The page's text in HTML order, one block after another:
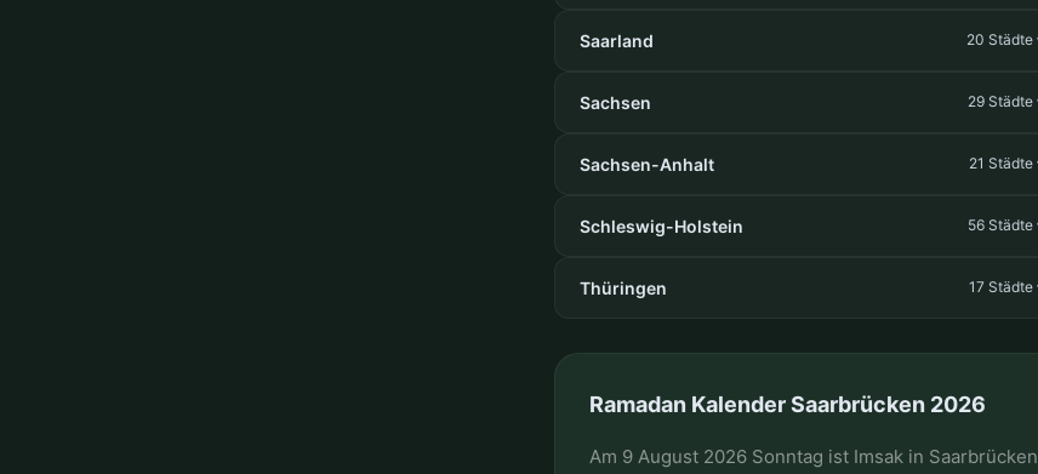
Saarland 20 Städte
Sachsen 29 Städte
Sachsen-Anhalt 21 Städte
Schleswig-Holstein 56 Städte
Thüringen 17 Städte
Ramadan Kalender Saarbrücken 2026
Am 9 August 2026 Sonntag ist Imsak in Saarbrücken